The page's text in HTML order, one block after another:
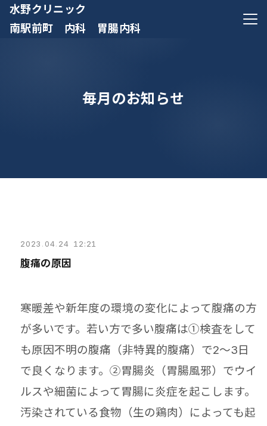
水野クリニック
南駅前町 内科 胃腸内科
メニ
毎月のお知らせ
2023 . 04. 24 12:21
腹痛の原因
寒暖差や新年度の環境の変化によって腹痛の方
が多いです。若い方で多い腹痛は①検査をして
も原因不明の腹痛（非特異的腹痛）で2～3日
で良くなります。②胃腸炎（胃腸風邪）でウイ
ルスや細菌によって胃腸に炎症を起こします。
汚染されている食物（生の鶏肉）によっても起